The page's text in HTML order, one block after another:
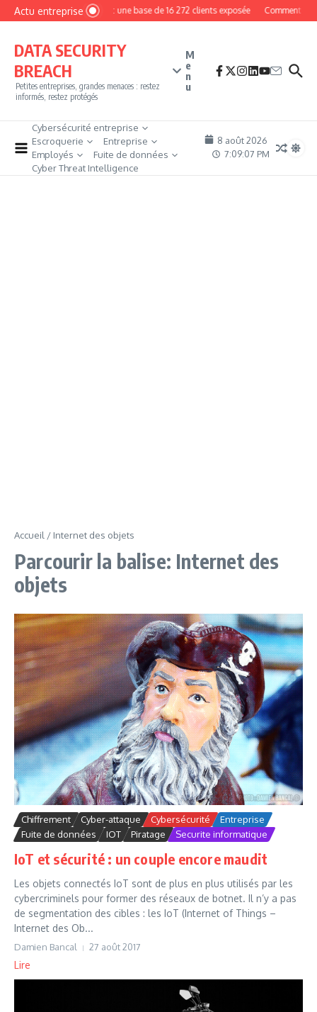
Aller au contenu
Actu entrepriseMyPhoto : une base de 16 272 clients exposée Comment
DATA SECURITY
BREACH
Petites entreprises, grandes menaces : restez
informés, restez protégés
M
e
n
u
Cybersécurité entreprise
Escroquerie
Entreprise
Employés
Fuite de données
Cyber Threat Intelligence
8 août 2026
7:09:08 PM
Accueil / Internet des objets
Parcourir la balise: Internet des
objets
Chiffrement Cyber-attaque Cybersécurité
Entreprise
Fuite de données
IOT Piratage Securite informatique
IoT et sécurité : un couple encore maudit
Les objets connectés IoT sont de plus en plus utilisés par les
cybercriminels pour former des réseaux de botnet. Il n’y a pas
de segmentation des cibles : les IoT (Internet of Things –
Internet des Ob...
Damien Bancal 27 août 2017
Lire